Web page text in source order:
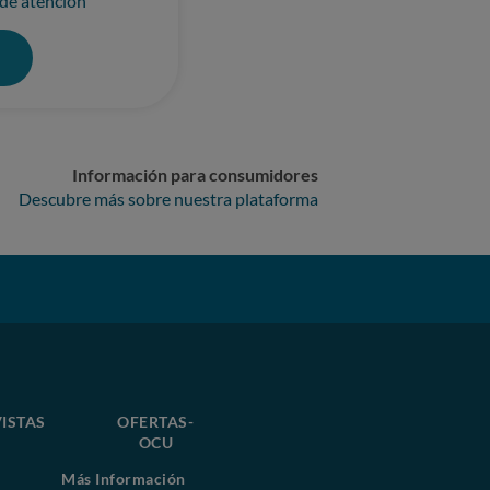
Información para consumidores
Descubre más sobre nuestra plataforma
OFERTAS-
OCU
Más Información